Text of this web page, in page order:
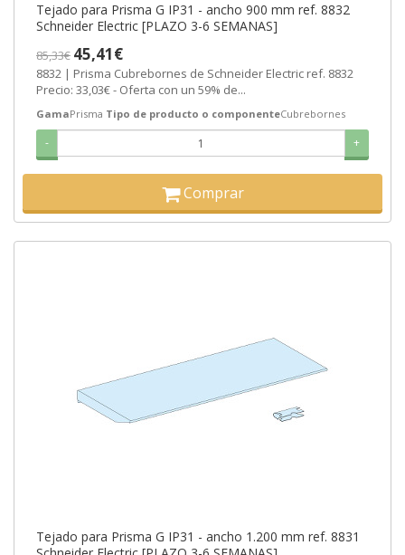
Tejado para Prisma G IP31 - ancho 900 mm ref. 8832
Schneider Electric [PLAZO 3-6 SEMANAS]
85,33€ 45,41€
8832 | Prisma Cubrebornes de Schneider Electric ref. 8832
Precio: 33,03€ - Oferta con un 59% de...
GamaPrisma Tipo de producto o componenteCubrebornes
- +
Comprar
Tejado para Prisma G IP31 - ancho 1.200 mm ref. 8831